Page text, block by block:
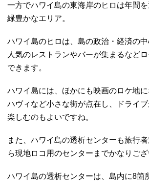
一方でハワイ島の東海岸のヒロは年間
緑豊かなエリア。
ハワイ島のヒロは、島の政治・経済の
人気のレストランやバーが集まるなど
できます。
ハワイ島には、ほかにも映画のロケ地
ハヴィなど小さな街が点在し、ドライ
楽しむのもよいですね。
また、ハワイ島の透析センターも旅行
ら現地ロコ用のセンターまでかなりござ
ハワイ島の透析センターは、島内に8箇